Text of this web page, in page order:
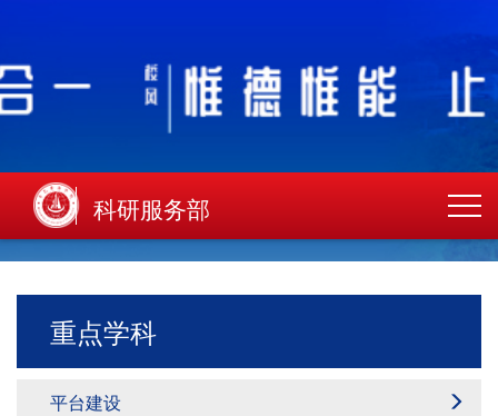
科研服务部
重点学科
平台建设